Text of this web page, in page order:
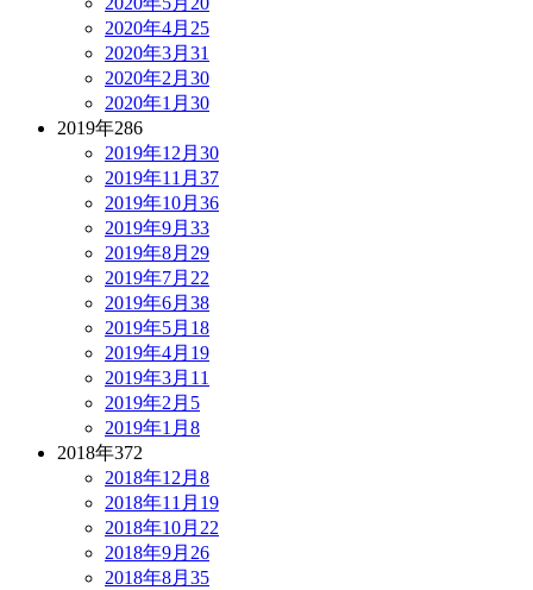
2020年4月 25
2020年3月 31
2020年2月 30
2020年1月 30
2019年286
2019年12月 30
2019年11月 37
2019年10月 36
2019年9月 33
2019年8月 29
2019年7月 22
2019年6月 38
2019年5月 18
2019年4月 19
2019年3月 11
2019年2月 5
2019年1月 8
2018年372
2018年12月 8
2018年11月 19
2018年10月 22
2018年9月 26
2018年8月 35